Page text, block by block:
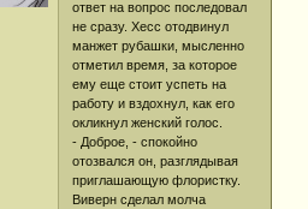
ответ на вопрос последовал
не сразу. Хесс отодвинул
манжет рубашки, мысленно
отметил время, за которое
ему еще стоит успеть на
работу и вздохнул, как его
окликнул женский голос.
- Доброе, - спокойно
отозвался он, разглядывая
приглашающую флористку.
Виверн сделал молча